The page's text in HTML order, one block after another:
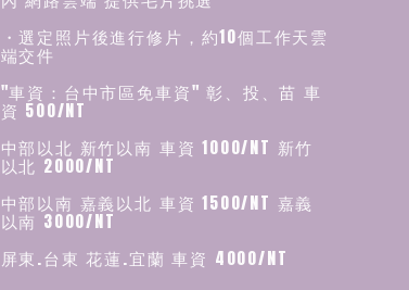
・選定照片後進行修片，約10個工作天雲
端交件
"車資：台中市區免車資" 彰、投、苗 車
資 500/NT
中部以北 新竹以南 車資 1000/NT 新竹
以北 2000/NT
中部以南 嘉義以北 車資 1500/NT 嘉義
以南 3000/NT
屏東.台東 花蓮.宜蘭 車資 4000/NT